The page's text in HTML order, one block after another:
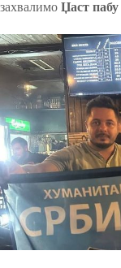
захвалимо Џаст пабу